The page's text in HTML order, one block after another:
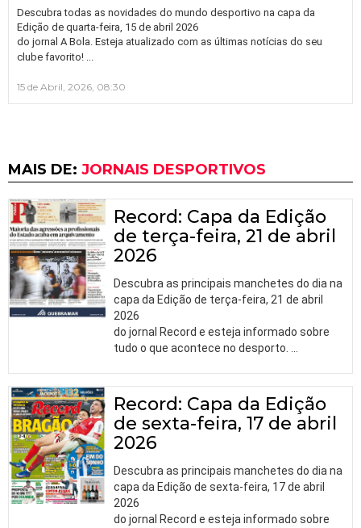
Descubra todas as novidades do mundo desportivo na capa da
Edição de quarta-feira, 15 de abril 2026
do jornal A Bola. Esteja atualizado com as últimas notícias do seu
clube favorito! …
15 de Abril, 2026, 08:30
MAIS DE: JORNAIS DESPORTIVOS
Record: Capa da Edição
de terça-feira, 21 de abril
2026
Descubra as principais manchetes do dia na
capa da Edição de terça-feira, 21 de abril
2026
do jornal Record e esteja informado sobre
tudo o que acontece no desporto. …
Record: Capa da Edição
de sexta-feira, 17 de abril
2026
Descubra as principais manchetes do dia na
capa da Edição de sexta-feira, 17 de abril
2026
do jornal Record e esteja informado sobre